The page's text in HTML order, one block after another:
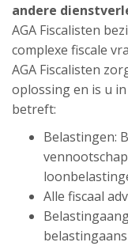
andere
AGA Fiscalisten
complexe fiscale
AGA Fiscalisten
oplossing en is u
betreft:
Belastingen:
Alle fiscaal